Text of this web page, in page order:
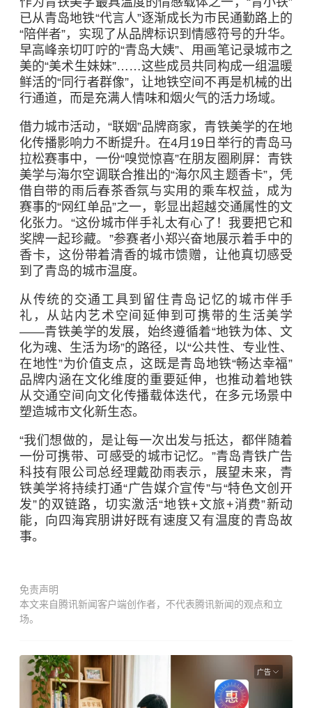
已从青岛地铁“代言人”逐渐成长为市民通勤路上的
“陪伴者”，实现了从品牌标识到情感符号的升华。
早高峰亲切叮咛的“青岛大姨”、用画笔记录城市之
美的“美术生妹妹”……这些成员共同构成一组温暖
鲜活的“同行者群像”，让地铁空间不再是机械的出
行通道，而是充满人情味和烟火气的活力场域。
借力城市活动，“联姻”品牌商家，青铁美学的在地
化传播影响力不断提升。在4月19日举行的青岛马
拉松赛事中，一份“嗅觉惊喜”在朋友圈刷屏：青铁
美学与海尔空调联合推出的“海尔风主题香卡”，凭
借自带的雨后春茶香氛与实用的乘车权益，成为
赛事的“网红单品”之一，彰显出超越交通属性的文
化张力。“这份城市伴手礼太有心了！我要把它和
奖牌一起珍藏。”参赛者小郑兴奋地展示着手中的
香卡，这份带着清香的城市馈赠，让他真切感受
到了青岛的城市温度。
从传统的交通工具到留住青岛记忆的城市伴手
礼，从站内艺术空间延伸到可携带的生活美学
——青铁美学的发展，始终遵循着“地铁为体、文
化为魂、生活为场”的路径，以“公共性、专业性、
在地性”为价值支点，这既是青岛地铁“畅达幸福”
品牌内涵在文化维度的重要延伸，也推动着地铁
从交通空间向文化传播载体迭代，在多元场景中
塑造城市文化新生态。
“我们想做的，是让每一次出发与抵达，都伴随着
一份可携带、可感受的城市记忆。”青岛青铁广告
科技有限公司总经理戴劭雨表示，展望未来，青
铁美学将持续打通“广告媒介宣传”与“特色文创开
发”的双链路，切实激活“地铁+文旅+消费”新动
能，向四海宾朋讲好既有速度又有温度的青岛故
事。
免责声明
本文来自腾讯新闻客户端创作者，不代表腾讯新闻的观点和立
场。
广告